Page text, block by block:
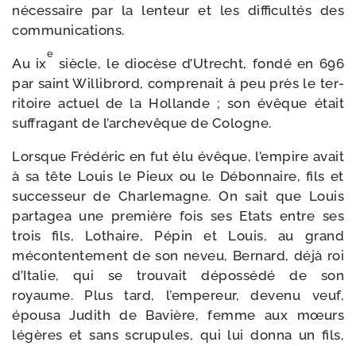
néces­saire par la len­teur et les dif­fi­cul­tés des
communications.
Au ix
e
siècle, le dio­cèse d’Utrecht, fon­dé en 696
par saint Willibrord, com­pre­nait à peu près le ter­
ri­toire actuel de la Hollande ; son évêque était
suf­fra­gant de l’archevêque de Cologne.
Lorsque Frédéric en fut élu évêque, l’empire avait
à sa tête Louis le Pieux ou le Débonnaire, fils et
suc­ces­seur de Charlemagne. On sait que Louis
par­ta­gea une pre­mière fois ses Etats entre ses
trois fils, Lothaire, Pépin et Louis, au grand
mécon­ten­te­ment de son neveu, Bernard, déjà roi
d’Italie, qui se trou­vait dépos­sé­dé de son
royaume. Plus tard, l’empereur, deve­nu veuf,
épou­sa Judith de Bavière, femme aux mœurs
légères et sans scru­pules, qui lui don­na un fils,